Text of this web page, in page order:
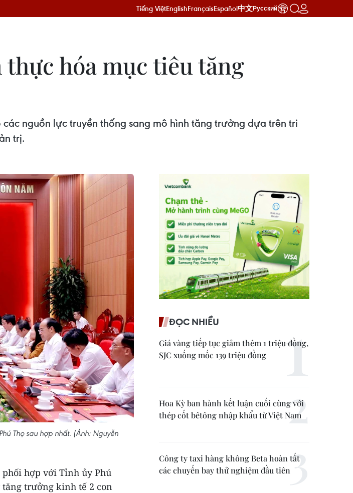
Tiếng ViệtEnglishFrançaisEspañol中文Русский
hóa mục tiêu tăng
nguồn lực truyền thống sang mô hình tăng trưởng dựa trên tri
trị.
Thọ sau hợp nhất. (Ảnh: Nguyễn
hợp với Tỉnh ủy Phú
trưởng kinh tế 2 con
ĐỌC NHIỀU
Giá vàng tiếp tục giảm thêm 1 triệu đồng,
SJC xuống mốc 139 triệu đồng
Hoa Kỳ ban hành kết luận cuối cùng với
thép cốt bêtông nhập khẩu từ Việt Nam
Công ty taxi hàng không Beta hoàn tất
các chuyến bay thử nghiệm đầu tiên